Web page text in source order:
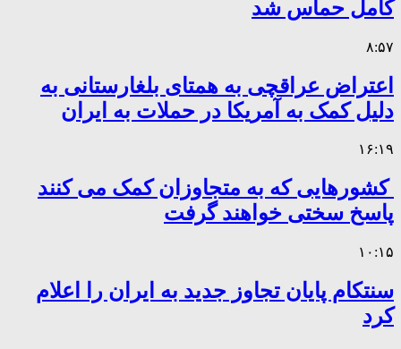
کامل حماس شد
۸:۵۷
اعتراض عراقچی به همتای بلغارستانی به
دلیل کمک به آمریکا در حملات به ایران
۱۶:۱۹
کشورهایی که به متجاوزان کمک می کنند
پاسخ سختی خواهند گرفت
۱۰:۱۵
سنتکام پایان تجاوز جدید به ایران را اعلام
کرد